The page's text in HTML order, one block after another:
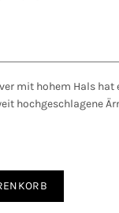
mit hohem Hals hat
hochgeschlagene